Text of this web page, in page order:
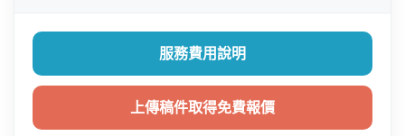
服務費用說明
上傳稿件取得免費報價